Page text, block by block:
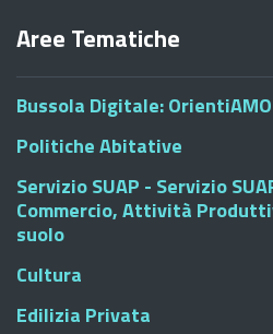
Aree Tematiche
Bussola Digitale: OrientiAMO
Politiche Abitative
Servizio SUAP - Servizio
Commercio, Attività
suolo
Cultura
Edilizia Privata